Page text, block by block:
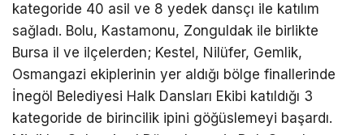
kategoride 40 asil ve 8 yedek dansçı ile katılım
sağladı. Bolu, Kastamonu, Zonguldak ile birlikte
Bursa il ve ilçelerden; Kestel, Nilüfer, Gemlik,
Osmangazi ekiplerinin yer aldığı bölge finallerinde
İnegöl Belediyesi Halk Dansları Ekibi katıldığı 3
kategoride de birincilik ipini göğüslemeyi başardı.